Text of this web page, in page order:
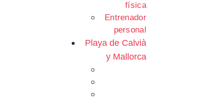
física
Entrenador
personal
Playa de Calvià
y Mallorca